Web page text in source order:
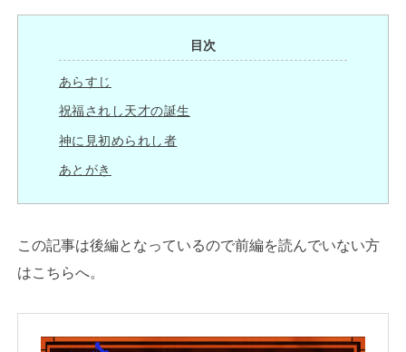
目次
あらすじ
祝福されし天才の誕生
神に見初められし者
あとがき
この記事は後編となっているので前編を読んでいない方
はこちらへ。